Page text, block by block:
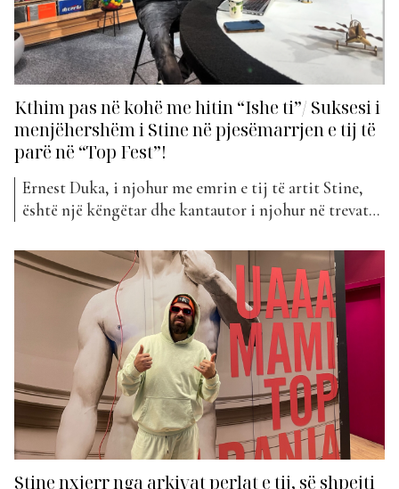
Kthim pas në kohë me hitin “Ishe ti”/ Suksesi i
menjëhershëm i Stine në pjesëmarrjen e tij të
parë në “Top Fest”!
Ernest Duka, i njohur me emrin e tij të artit Stine,
është një këngëtar dhe kantautor i njohur në trevat
muzikën shqiptare falë stilit të tij të veçantë dhe
këngëve të paharrueshme që ka krijuar gjatë
karrierës së tij. Shumë nga...
Stine nxjerr nga arkivat perlat e tij, së shpejti